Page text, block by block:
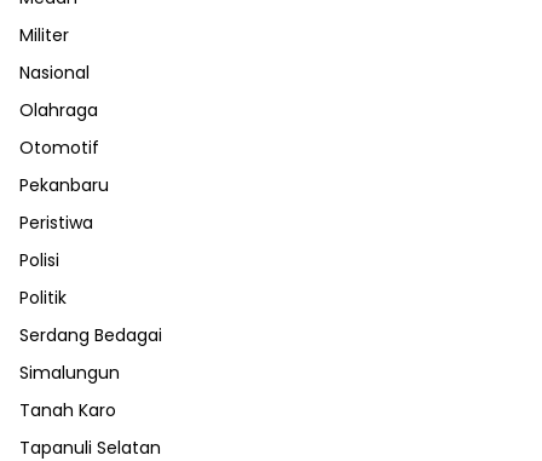
Militer
Nasional
Olahraga
Otomotif
Pekanbaru
Peristiwa
Polisi
Politik
Serdang Bedagai
Simalungun
Tanah Karo
Tapanuli Selatan